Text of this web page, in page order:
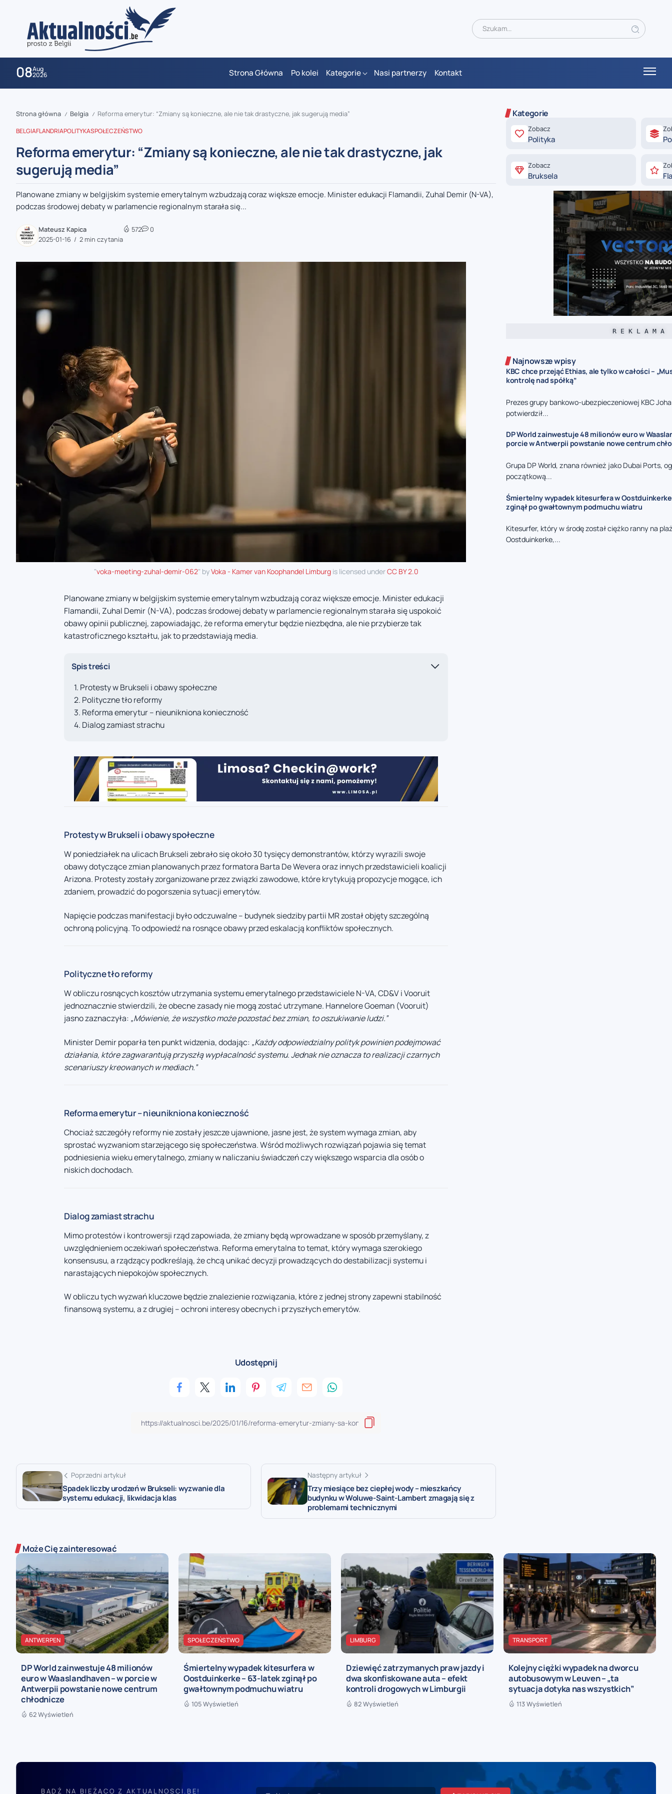
08Aug
2026 Strona Główna Po kolei Kategorie Nasi partnerzy Kontakt
zaobserwuj nas
zaobserwuj nas
zaobserwuj nas
zaobserwuj nas
zaobserwuj nas
Strona główna / Belgia / Reforma emerytur: “Zmiany są konieczne, ale nie tak drastyczne, jak sugerują media”
BELGIAFLANDRIAPOLITYKASPOŁECZEŃSTWO
Reforma emerytur: “Zmiany są konieczne, ale nie tak drastyczne, jak
sugerują media”
Planowane zmiany w belgijskim systemie emerytalnym wzbudzają coraz większe emocje. Minister edukacji Flamandii, Zuhal Demir (N-VA),
podczas środowej debaty w parlamencie regionalnym starała się...
Mateusz Kapica
2025-01-16
2 min czytania
572 0
"voka-meeting-zuhal-demir-062" byVoka - Kamer van Koophandel Limburgis licensed underCC BY 2.0
Planowane zmiany w belgijskim systemie emerytalnym wzbudzają coraz większe emocje. Minister edukacji
Flamandii, Zuhal Demir (N-VA), podczas środowej debaty w parlamencie regionalnym starała się uspokoić
obawy opinii publicznej, zapowiadając, że reforma emerytur będzie niezbędna, ale nie przybierze tak
katastroficznego kształtu, jak to przedstawiają media.
Spis treści
Protesty w Brukseli i obawy społeczne
Polityczne tło reformy
Reforma emerytur – nieunikniona konieczność
Dialog zamiast strachu
Protesty w Brukseli i obawy społeczne
W poniedziałek na ulicach Brukseli zebrało się około 30 tysięcy demonstrantów, którzy wyrazili swoje
obawy dotyczące zmian planowanych przez formatora Barta De Wevera oraz innych przedstawicieli koalicji
Arizona. Protesty zostały zorganizowane przez związki zawodowe, które krytykują propozycje mogące, ich
zdaniem, prowadzić do pogorszenia sytuacji emerytów.
Napięcie podczas manifestacji było odczuwalne – budynek siedziby partii MR został objęty szczególną
ochroną policyjną. To odpowiedź na rosnące obawy przed eskalacją konfliktów społecznych.
Polityczne tło reformy
W obliczu rosnących kosztów utrzymania systemu emerytalnego przedstawiciele N-VA, CD&V i Vooruit
jednoznacznie stwierdzili, że obecne zasady nie mogą zostać utrzymane. Hannelore Goeman (Vooruit)
jasno zaznaczyła: „Mówienie, że wszystko może pozostać bez zmian, to oszukiwanie ludzi.”
Minister Demir poparła ten punkt widzenia, dodając: „Każdy odpowiedzialny polityk powinien podejmować
działania, które zagwarantują przyszłą wypłacalność systemu. Jednak nie oznacza to realizacji czarnych
scenariuszy kreowanych w mediach.”
Reforma emerytur – nieunikniona konieczność
Chociaż szczegóły reformy nie zostały jeszcze ujawnione, jasne jest, że system wymaga zmian, aby
sprostać wyzwaniom starzejącego się społeczeństwa. Wśród możliwych rozwiązań pojawia się temat
podniesienia wieku emerytalnego, zmiany w naliczaniu świadczeń czy większego wsparcia dla osób o
niskich dochodach.
Dialog zamiast strachu
Mimo protestów i kontrowersji rząd zapowiada, że zmiany będą wprowadzane w sposób przemyślany, z
uwzględnieniem oczekiwań społeczeństwa. Reforma emerytalna to temat, który wymaga szerokiego
konsensusu, a rządzący podkreślają, że chcą unikać decyzji prowadzących do destabilizacji systemu i
narastających niepokojów społecznych.
W obliczu tych wyzwań kluczowe będzie znalezienie rozwiązania, które z jednej strony zapewni stabilność
finansową systemu, a z drugiej – ochroni interesy obecnych i przyszłych emerytów.
Udostępnij
Poprzedni artykuł
Spadek liczby urodzeń w Brukseli: wyzwanie dla
systemu edukacji, likwidacja klas
Następny artykuł
Trzy miesiące bez ciepłej wody – mieszkańcy
budynku w Woluwe-Saint-Lambert zmagają się z
problemami technicznymi
Kategorie
Zobacz
Polityka
Zobacz
Bruksela
R E K L A M A
Najnowsze wpisy
KBC chce przejąć Ethias, ale tylko w całości –
kontrolę nad spółką”
Prezes grupy bankowo-ubezpieczeniowej KBC
potwierdził...
DP World zainwestuje 48 milionów euro w
porcie w Antwerpii powstanie nowe centrum
Grupa DP World, znana również jako Dubai Ports,
początkową...
Śmiertelny wypadek kitesurfera w
zginął po gwałtownym podmuchu wiatru
Kitesurfer, który w środę został ciężko ranny na
Oostduinkerke,...
Może Cię zainteresować
ANTWERPEN
DP World zainwestuje 48 milionów
euro w Waaslandhaven – w porcie w
Antwerpii powstanie nowe centrum
chłodnicze
62 Wyświetleń
SPOŁECZEŃSTWO
Śmiertelny wypadek kitesurfera w
Oostduinkerke – 63-latek zginął po
gwałtownym podmuchu wiatru
105 Wyświetleń
LIMBURG
Dziewięć zatrzymanych praw jazdy i
dwa skonfiskowane auta – efekt
kontroli drogowych w Limburgii
82 Wyświetleń
TRANSPORT
Kolejny ciężki wypadek na dworcu
autobusowym w Leuven – „ta
sytuacja dotyka nas wszystkich”
113 Wyświetleń
BĄDŹ NA BIEŻĄCO Z AKTUALNOSCI.BE!